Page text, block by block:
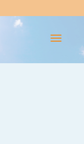
Flip-